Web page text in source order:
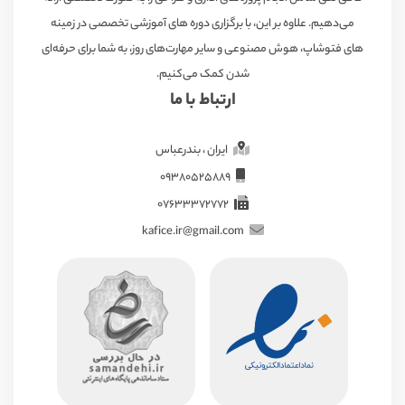
می‌دهیم. علاوه بر این، با برگزاری دوره های آموزشی تخصصی در زمینه
های فتوشاپ، هوش مصنوعی و سایر مهارت‌های روز، به شما برای حرفه‌ای
شدن کمک می‌کنیم.
ارتباط با ما
ایران ، بندرعباس
07633372772